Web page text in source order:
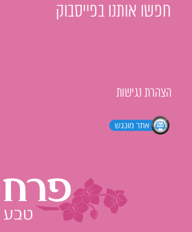
חפשו אותנו בפייסבוק
הצהרת נגישות